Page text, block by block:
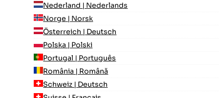
Nederland | Nederlands
Norge | Norsk
Österreich | Deutsch
Polska | Polski
Portugal | Português
România | Română
Schweiz | Deutsch